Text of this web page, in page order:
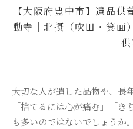
【大阪府豊中市】遺品
動寺｜北摂（吹田・箕面
大切な人が遺した品物や、長
「捨てるには心が痛む」「
も多いのではないでしょうか。